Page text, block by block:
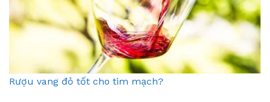
Rượu vang đỏ tốt cho tim mạch?